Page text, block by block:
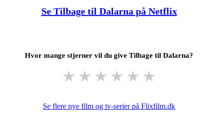
Se Tilbage til Dalarna på Netflix
Hvor mange stjerner vil du give Tilbage til Dalarna?
★ ★ ★ ★ ★ ★
Se flere nye film og tv-serier på Flixfilm.dk